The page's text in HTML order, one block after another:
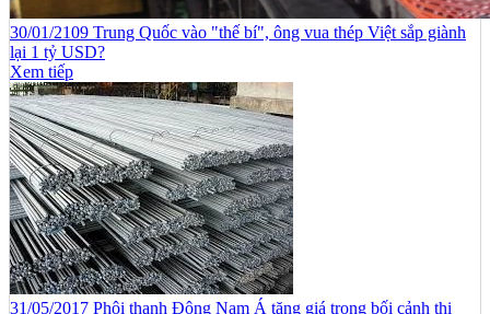
30/01/2109 Trung Quốc vào "thế bí", ông vua thép Việt sắp giành
lại 1 tỷ USD?
Xem tiếp
31/05/2017 Phôi thanh Đông Nam Á tăng giá trong bối cảnh thị